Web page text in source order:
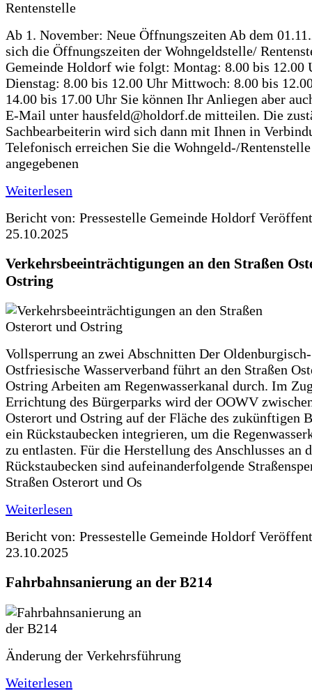
Ab 1. November: Neue Öffnungszeiten Ab dem
sich die Öffnungszeiten der Wohngeldstelle/
Gemeinde Holdorf wie folgt: Montag: 8.00 bis 12.00
Dienstag: 8.00 bis 12.00 Uhr Mittwoch: 8.00 bis
14.00 bis 17.00 Uhr Sie können Ihr Anliegen aber
E-Mail unter hausfeld@holdorf.de mitteilen. Die
Sachbearbeiterin wird sich dann mit Ihnen in
Telefonisch erreichen Sie die Wohngeld-/
angegebenen
Weiterlesen
Bericht von: Pressestelle Gemeinde Holdorf
25.10.2025
Verkehrsbeeinträchtigungen an den Straßen
Ostring
Vollsperrung an zwei Abschnitten Der Oldenburgisch-
Ostfriesische Wasserverband führt an den Straßen
Ostring Arbeiten am Regenwasserkanal durch. Im
Errichtung des Bürgerparks wird der OOWV
Osterort und Ostring auf der Fläche des zukünftigen
ein Rückstaubecken integrieren, um die
zu entlasten. Für die Herstellung des Anschlusses an
Rückstaubecken sind aufeinanderfolgende
Straßen Osterort und Os
Weiterlesen
Bericht von: Pressestelle Gemeinde Holdorf
23.10.2025
Fahrbahnsanierung an der B214
Änderung der Verkehrsführung
Weiterlesen